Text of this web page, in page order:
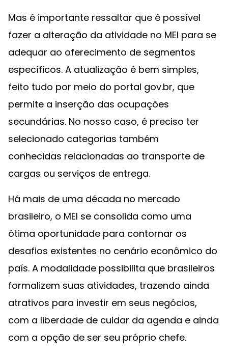
Mas é importante ressaltar que é possível
fazer a alteração da atividade no MEI para se
adequar ao oferecimento de segmentos
específicos. A atualização é bem simples,
feito tudo por meio do portal gov.br, que
permite a inserção das ocupações
secundárias. No nosso caso, é preciso ter
selecionado categorias também
conhecidas relacionadas ao transporte de
cargas ou serviços de entrega.
Há mais de uma década no mercado
brasileiro, o MEI se consolida como uma
ótima oportunidade para contornar os
desafios existentes no cenário econômico do
país. A modalidade possibilita que brasileiros
formalizem suas atividades, trazendo ainda
atrativos para investir em seus negócios,
com a liberdade de cuidar da agenda e ainda
com a opção de ser seu próprio chefe.